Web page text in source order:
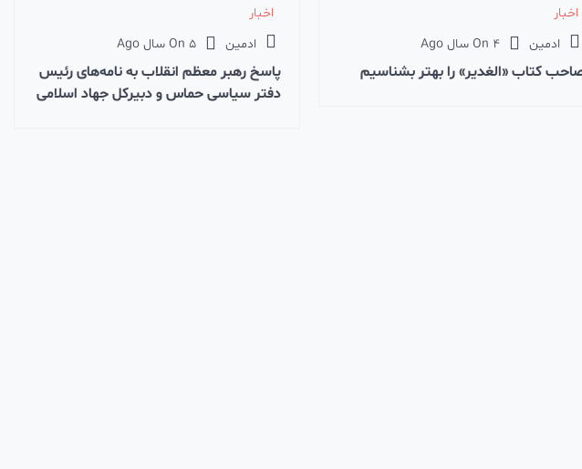
اخبار
ادمین
On 4 سال Ago
کتاب «الغدیر» را بهتر بشناسیم
اخبار
ادمین
On 5 سال Ago
پاسخ رهبر معظم انقلاب به نامه‌های رئیس
دفتر سیاسی حماس و دبیرکل جهاد اسلامی